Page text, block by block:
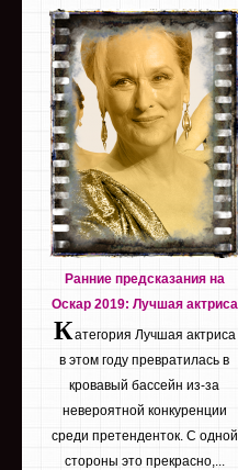
Ранние предсказания на
Оскар 2019: Лучшая актриса
Категория Лучшая актриса
в этом году превратилась в
кровавый бассейн из-за
невероятной конкуренции
среди претенденток. С одной
стороны это прекрасно,...